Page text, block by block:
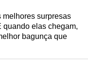
melhores surpresas
quando elas chegam,
bagunça que